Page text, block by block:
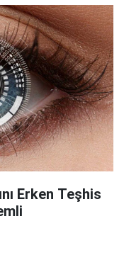
Erken Teşhis